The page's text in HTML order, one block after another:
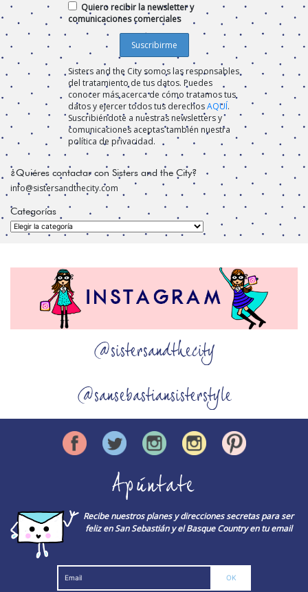
Quiero recibir la newsletter y
comunicaciones comerciales
Sisters and the City somos las responsables
del tratamiento de tus datos. Puedes
conocer más acerca de cómo tratamos tus
datos y ejercer todos tus derechosAQUÍ.
Suscribiéndote a nuestras newsletters y
comunicaciones aceptas también nuestra
política de privacidad.
¿Quiéres contactar con Sisters and the City?
info@sistersandthecity.com
Categorías
Categorías
@sistersandthecity
@sansebastiansisterstyle
Apúntate
Recibe nuestros planes y direcciones secretas para ser
feliz en San Sebastián y el Basque Country en tu email